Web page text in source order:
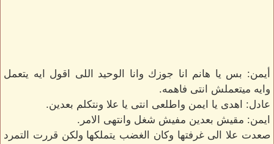
أيمن: بس يا هانم انا جوزك وانا الوحيد اللى اقول ايه يتعمل
وايه ميتعملش انتى فاهمه.
عادل: اهدى يا ايمن واطلعى انتى يا علا ونتكلم بعدين.
ايمن: مقيش بعدين مفيش شغل وانتهى الامر.
صعدت علا الى غرفتها وكان الغضب يتملكها ولكن قررت التمرد